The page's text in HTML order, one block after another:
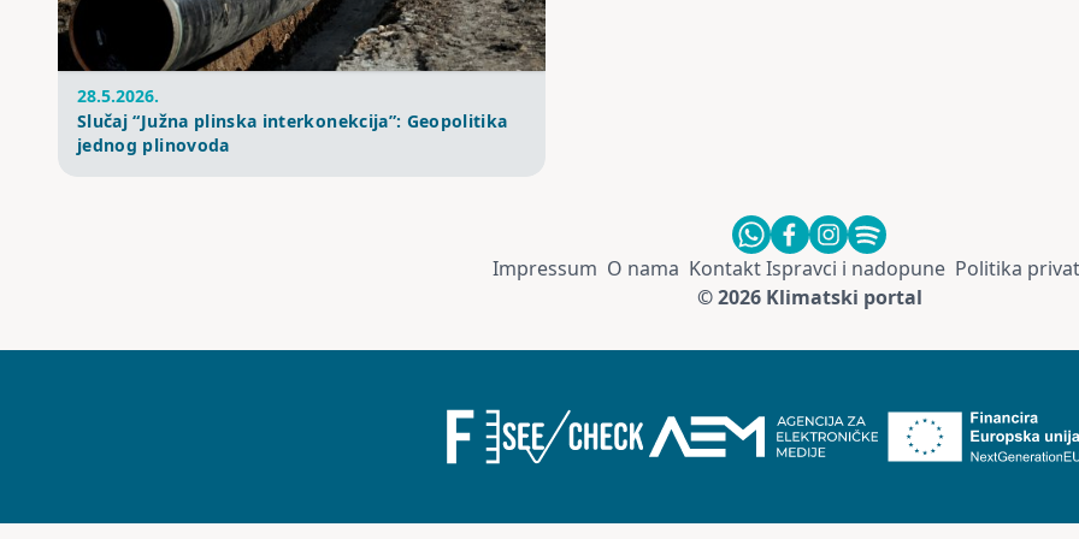
28.5.2026.
Slučaj “Južna plinska interkonekcija”: Geopolitika
jednog plinovoda
Impressum O nama KontaktIspravci i nadopune Politika
© 2026 Klimatski portal